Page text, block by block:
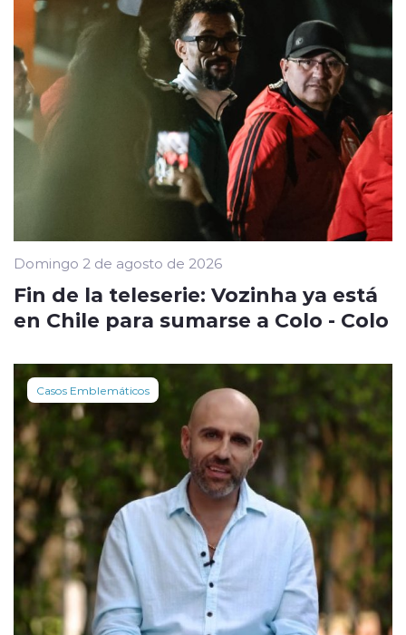
Domingo 2 de agosto de 2026
Fin de la teleserie: Vozinha ya está
en Chile para sumarse a Colo - Colo
Casos Emblemáticos